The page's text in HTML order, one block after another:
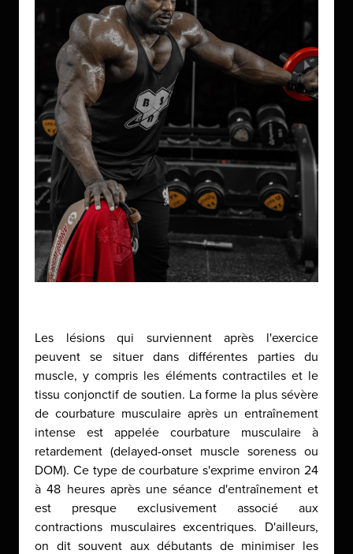
Les lésions qui surviennent après l'exercice
peuvent se situer dans différentes parties du
muscle, y compris les éléments contractiles et le
tissu conjonctif de soutien. La forme la plus sévère
de courbature musculaire après un entraînement
intense est appelée courbature musculaire à
retardement (delayed-onset muscle soreness ou
DOM). Ce type de courbature s'exprime environ 24
à 48 heures après une séance d'entraînement et
est presque exclusivement associé aux
contractions musculaires excentriques. D'ailleurs,
on dit souvent aux débutants de minimiser les